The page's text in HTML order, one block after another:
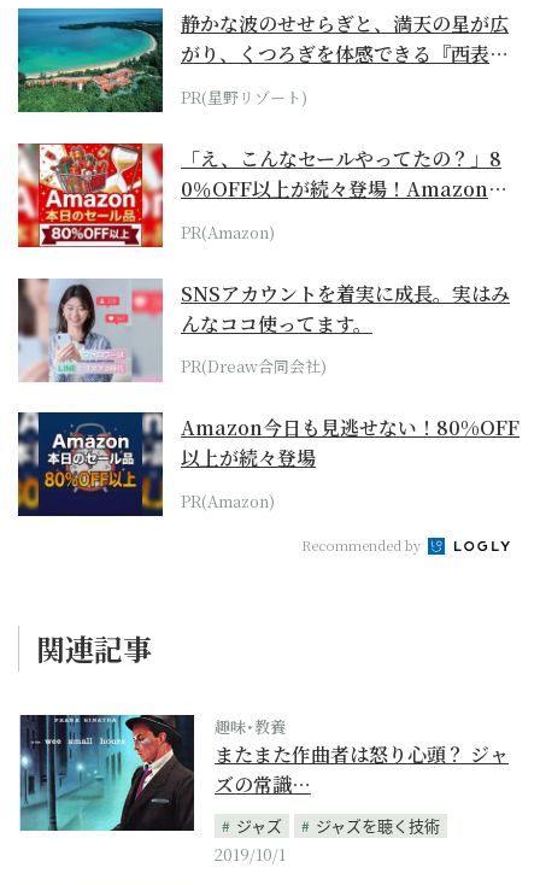
静かな波のせせらぎと、満天の星が広
がり、くつろぎを体感できる『西表島
ホテル by...
PR(星野リゾート)
「え、こんなセールやってたの？」8
0％OFF以上が続々登場！Amazonの
本気が...
PR(Amazon)
SNSアカウントを着実に成長。実はみ
んなココ使ってます。
PR(Dreaw合同会社)
Amazon今日も見逃せない！80%OFF
以上が続々登場
PR(Amazon)
Recommended by
関連記事
趣味･教養
またまた作曲者は怒り心頭？ ジャ
ズの常識…
ジャズ
ジャズを聴く技術
2019/10/1